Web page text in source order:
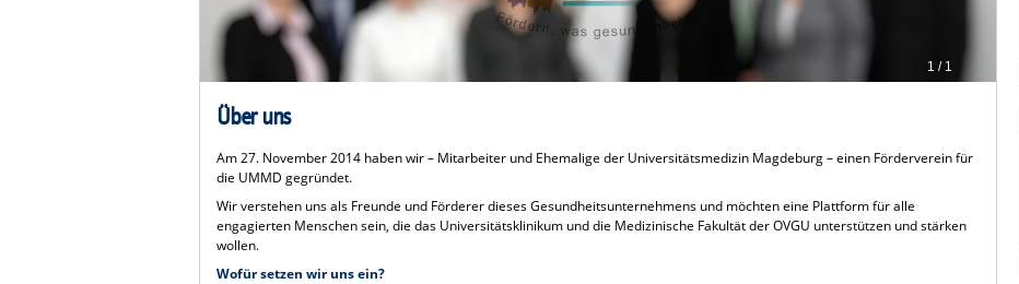
1 / 1
Über uns
Am 27. November 2014 haben wir – Mitarbeiter und Ehemalige der Universitätsmedizin Magdeburg – einen Förderverein für
die UMMD gegründet.
Wir verstehen uns als Freunde und Förderer dieses Gesundheitsunternehmens und möchten eine Plattform für alle
engagierten Menschen sein, die das Universitätsklinikum und die Medizinische Fakultät der OVGU unterstützen und stärken
wollen.
Wofür setzen wir uns ein?